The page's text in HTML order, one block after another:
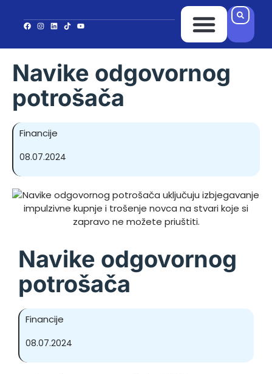
Navike odgovornog
potrošača
Financije
08.07.2024
Navike odgovornog
potrošača
Financije
08.07.2024